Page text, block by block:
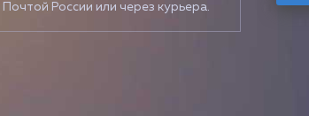
Почтой России или через курьера.